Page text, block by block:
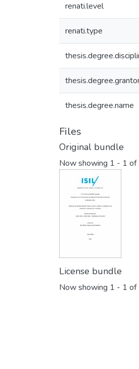
renati.level
renati.type
thesis.degree.name
Files
Original bundle
Now showing 1 - 1 of
License bundle
Now showing 1 - 1 of